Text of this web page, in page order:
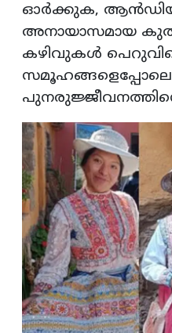
ഓർക്കുക,
അനായാസമായ
കഴിവുകൾ